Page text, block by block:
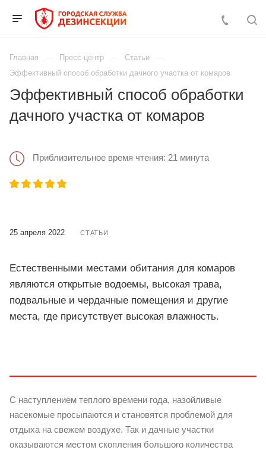
Главная Пресс-центр
Статьи
Эффективный способ обработки дачного участка от комаров
Эффективный способ обработки
дачного участка от комаров
Приблизительное время чтения: 21 минута
25 апреля 2022 СТАТЬИ
Естественными местами обитания для комаров
являются открытые водоемы, высокая трава,
подвальные и чердачные помещения и другие
места, где присутствует высокая влажность.
С наступлением теплого времени года, назойливые
насекомые просыпаются и становятся проблемой для
отдыха на свежем воздухе. Так и дачные участки
оказываются местом скопления большого количества